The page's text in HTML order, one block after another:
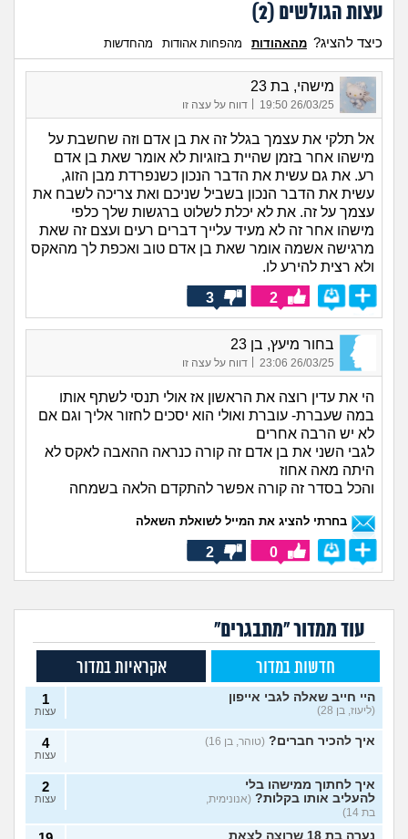
עצות הגולשים (2
)
כיצד להציג? מהאהודות מהפחות אהודות מהחדשות
מישהי, בת 23
26/03/25 19:50 דווח על עצה זו
אל תלקי את עצמך בגלל זה את בן אדם וזה שחשבת על
מישהו אחר בזמן שהיית בזוגיות לא אומר שאת בן אדם
רע. את גם עשית את הדבר הנכון כשנפרדת מבן הזוג,
עשית את הדבר הנכון בשביל שניכם ואת צריכה לשבח את
עצמך על זה. את לא יכלת לשלוט ברגשות שלך כלפי
מישהו אחר זה לא מעיד עלייך דברים רעים ועצם זה שאת
מרגישה אשמה אומר שאת בן אדם טוב ואכפת לך מהאקס
ולא רצית להירע לו.
2
3
בחור מיעץ, בן 23
26/03/25 23:06
| דווח על עצה זו
הי את עדין רוצה את הראשון אז אולי תנסי לשתף אותו
במה שעברת- עוברת ואולי הוא יסכים לחזור אליך וגם אם
לא יש הרבה אחרים
לגבי השני את בן אדם זה קורה כנראה ההאבה לאקס לא
היתה מאה אחוז
והכל בסדר זה קורה אפשר להתקדם הלאה בשמחה
בחרתי להציג את המייל לשואלת השאלה
0
2
עוד ממדור "מתבגרים"
חדשות במדור אקראיות במדור
היי חייב שאלה לגבי אייפון
(ליעוז, בן 28)
1
עצות
איך להכיר חברים? (טוהר, בן 16) 4
עצות
איך לחתוך ממישהו בלי
להעליב אותו בקלות? (אנונימית,
בת 14)
2
עצות
נערה בת 18 שרוצה לצאת